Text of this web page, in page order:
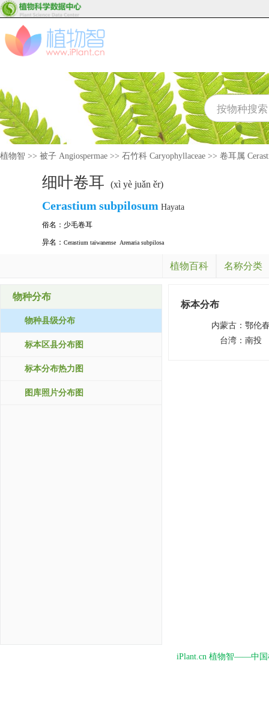
植物智 >> 被子 Angiospermae >> 石竹科 Caryophyllaceae >> 卷耳属
细叶卷耳 (xì yè juǎn ěr)
Cerastium subpilosum Hayata
俗名： 少毛卷耳
异名： Cerastium taiwanense Arenaria subpilosa
植物百科 名称分类
物种分布
物种县级分布
标本区县分布图
标本分布热力图
图库照片分布图
标本分布
内蒙古： 鄂伦
台湾： 南投
iPlant.cn 植物智——中国